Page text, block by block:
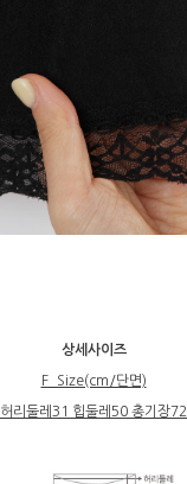
상세사이즈
F_Size(cm/단면)
허리둘레31 힙둘레50 총기장72